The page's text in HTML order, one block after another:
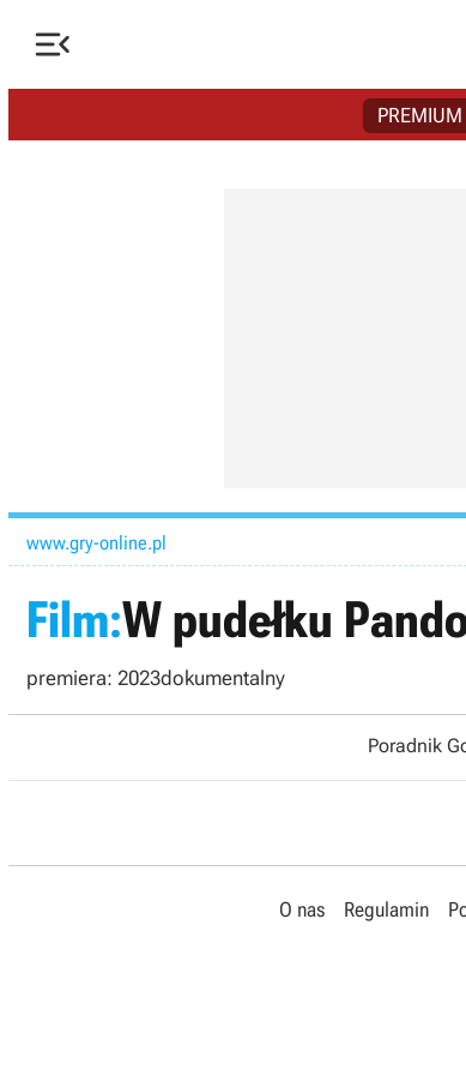

PREMIUM
www.gry-online.pl
Film:W pudełku
premiera: 2023dokumentalny
Poradnik
O nas Regulamin